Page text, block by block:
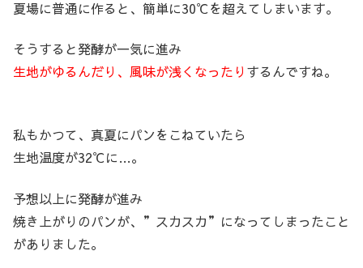
夏場に普通に作ると、簡単に30℃を超えてしまいます。
そうすると発酵が一気に進み
生地がゆるんだり、風味が浅くなったり するんですね。
私もかつて、真夏にパンをこねていたら
生地温度が32℃に…。
予想以上に発酵が進み
焼き上がりのパンが、”スカスカ”になってしまったこと
がありました。